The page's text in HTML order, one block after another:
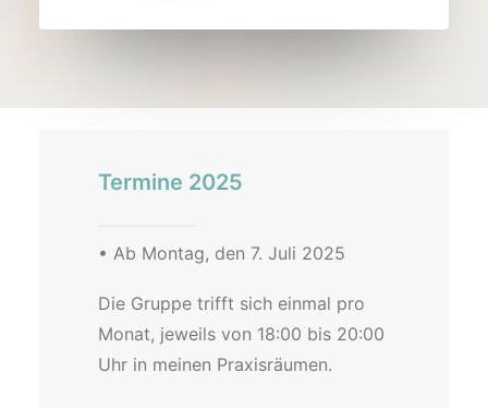
Termine 2025
• Ab Montag, den 7. Juli 2025
Die Gruppe trifft sich einmal pro
Monat, jeweils von 18:00 bis 20:00
Uhr in meinen Praxisräumen.